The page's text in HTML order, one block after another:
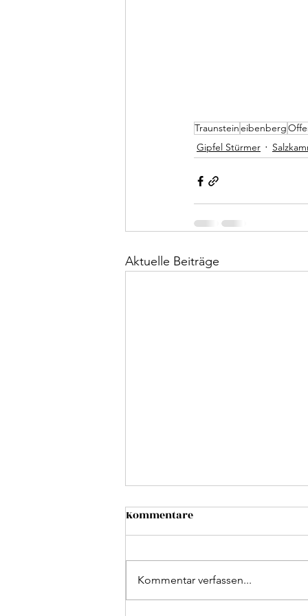
Traunsteineibenberg
Gipfel Stürmer
Aktuelle Beiträge
Kommentare
Kommentar verfassen...